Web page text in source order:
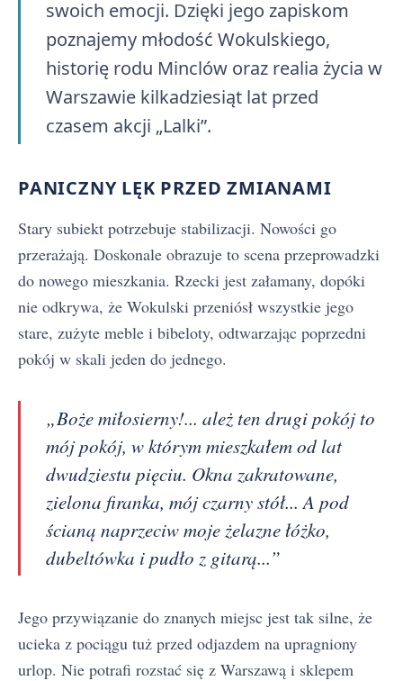
swoich emocji. Dzięki jego zapiskom
poznajemy młodość Wokulskiego,
historię rodu Minclów oraz realia życia w
Warszawie kilkadziesiąt lat przed
czasem akcji „Lalki”.
PANICZNY LĘK PRZED ZMIANAMI
Stary subiekt potrzebuje stabilizacji. Nowości go
przerażają. Doskonale obrazuje to scena przeprowadzki
do nowego mieszkania. Rzecki jest załamany, dopóki
nie odkrywa, że Wokulski przeniósł wszystkie jego
stare, zużyte meble i bibeloty, odtwarzając poprzedni
pokój w skali jeden do jednego.
„Boże miłosierny!... ależ ten drugi pokój to
mój pokój, w którym mieszkałem od lat
dwudziestu pięciu. Okna zakratowane,
zielona firanka, mój czarny stół... A pod
ścianą naprzeciw moje żelazne łóżko,
dubeltówka i pudło z gitarą...”
Jego przywiązanie do znanych miejsc jest tak silne, że
ucieka z pociągu tuż przed odjazdem na upragniony
urlop. Nie potrafi rozstać się z Warszawą i sklepem